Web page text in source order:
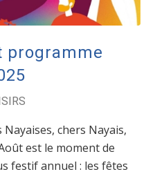
programme
chers Nayais,
est le moment de
festif annuel : les fêtes